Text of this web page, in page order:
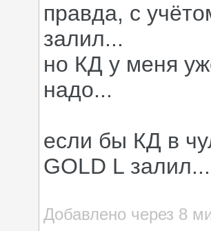
правда, с
залил...
но КД у меня
надо...
если бы КД в
GOLD L
Добавлено через 8